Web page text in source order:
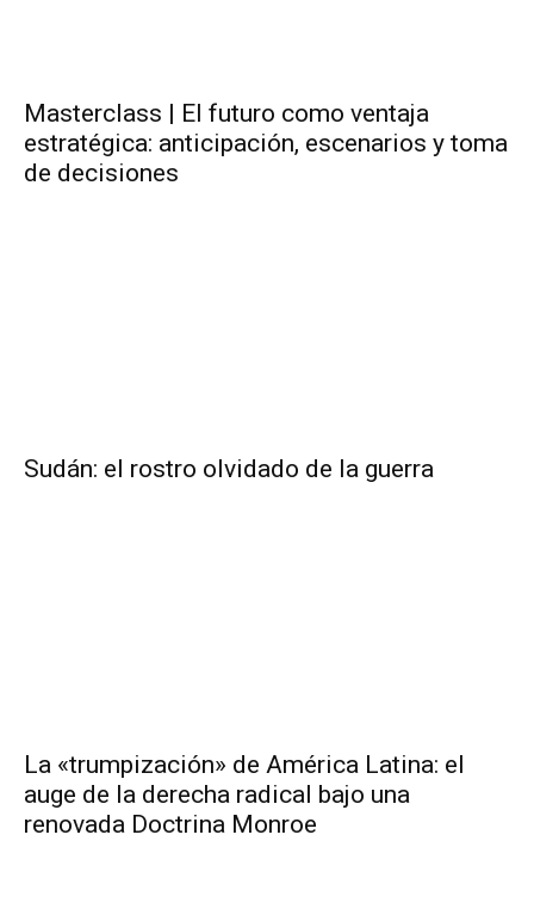
Masterclass | El futuro como ventaja
estratégica: anticipación, escenarios y toma
de decisiones
Sudán: el rostro olvidado de la guerra
La «trumpización» de América Latina: el
auge de la derecha radical bajo una
renovada Doctrina Monroe